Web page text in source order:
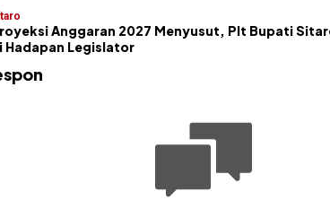
Anggaran 2027 Menyusut, Plt Bupati
Hadapan Legislator